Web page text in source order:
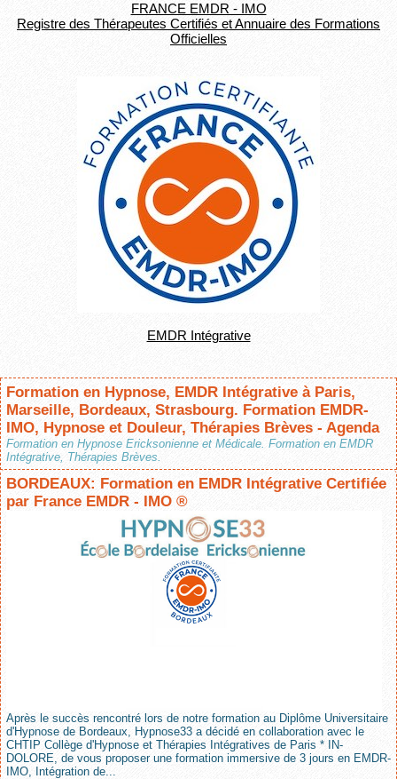
FRANCE EMDR - IMO
Registre des Thérapeutes Certifiés et Annuaire des Formations
Officielles
EMDR Intégrative
Formation en Hypnose, EMDR Intégrative à Paris,
Marseille, Bordeaux, Strasbourg. Formation EMDR-
IMO, Hypnose et Douleur, Thérapies Brèves - Agenda
Formation en Hypnose Ericksonienne et Médicale. Formation en EMDR
Intégrative, Thérapies Brèves.
BORDEAUX: Formation en EMDR Intégrative Certifiée
par France EMDR - IMO ®
Après le succès rencontré lors de notre formation au Diplôme Universitaire
d'Hypnose de Bordeaux, Hypnose33 a décidé en collaboration avec le
CHTIP Collège d'Hypnose et Thérapies Intégratives de Paris * IN-
DOLORE, de vous proposer une formation immersive de 3 jours en EMDR-
IMO, Intégration de...